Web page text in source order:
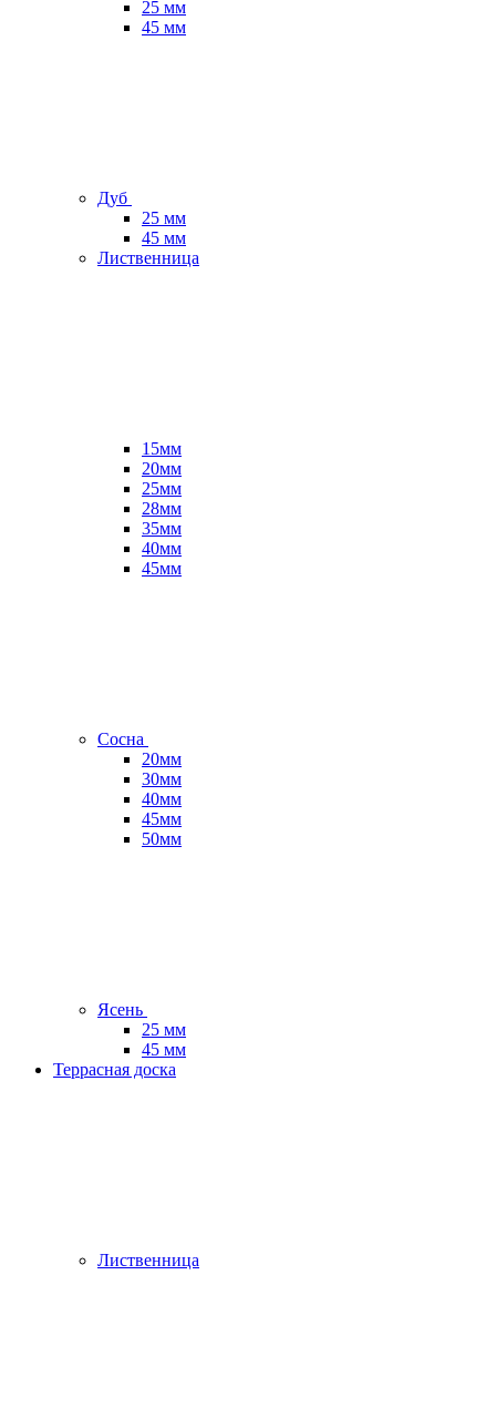
25 мм
45 мм
Дуб
25 мм
45 мм
Лиственница
15мм
20мм
25мм
28мм
35мм
40мм
45мм
Сосна
20мм
30мм
40мм
45мм
50мм
Ясень
25 мм
45 мм
Террасная доска
Лиственница